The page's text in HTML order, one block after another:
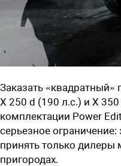
Заказать
X 250 d (190 л.с.) и X
комплектации Power
серьезное
принять только
пригородах.